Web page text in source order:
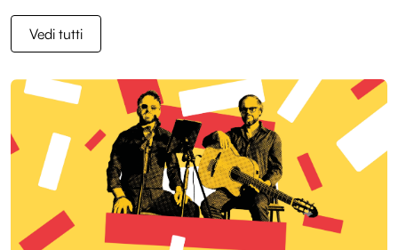
Entroterre Festival 2025
Entroterre Festival 2024
Entroterre Festival 2023
Entroterre Festival 2022
Archivio eventi
Vedi tutti